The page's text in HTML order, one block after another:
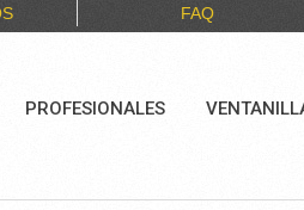
FAQ
PROFESIONALES